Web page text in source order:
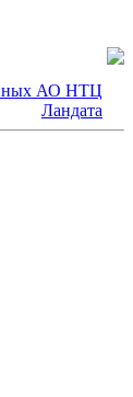
АО НТЦ
Ландата